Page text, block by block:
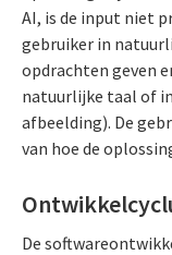
AI, is de input niet
gebruiker in
opdrachten geven
natuurlijke taal of
afbeelding). De
van hoe de
De